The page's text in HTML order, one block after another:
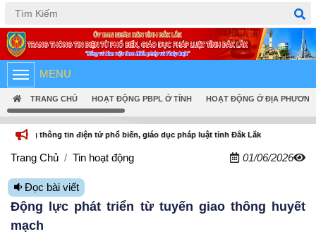
Tiếng Việt English
MENU
TRANG CHỦ HOẠT ĐỘNG PBPL Ở TỈNH HOẠT ĐỘNG Ở ĐỊA PHƯƠNG
điện tử phổ biến, giáo dục pháp luật tỉnh Đắk Lắk
Trang Chủ Tin hoạt động 01/06/2026
Đọc bài viết
Ðộng lực phát triển từ tuyến giao thông huyết
mạch